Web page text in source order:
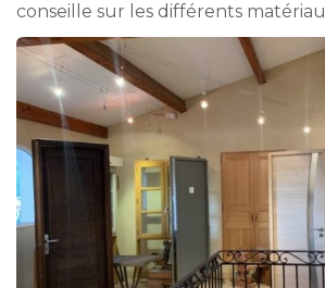
conseille sur les différents